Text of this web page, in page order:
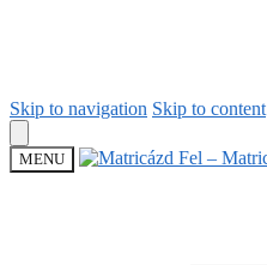
Skip to navigation Skip to content
MENU